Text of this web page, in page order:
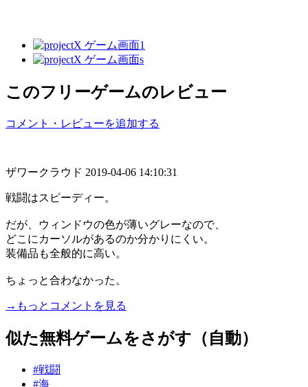
このフリーゲームのレビュー
コメント・レビューを追加する
ザワークラウド 2019-04-06 14:10:31
戦闘はスピーディー。
だが、ウィンドウの色が薄いグレーなので、
どこにカーソルがあるのか分かりにくい。
装備品も全般的に高い。
ちょっと合わなかった。
→もっとコメントを見る
似た無料ゲームをさがす（自動）
#戦闘
#海